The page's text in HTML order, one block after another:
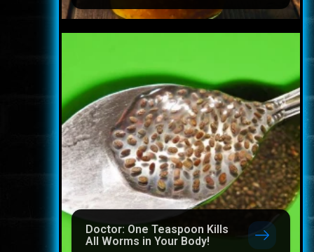
Doctor: One Teaspoon Kills
All Worms in Your Body!